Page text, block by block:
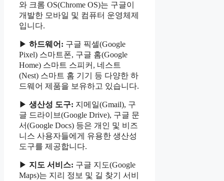
와 크롬 OS(Chrome OS)는 구글이
개발한 모바일 및 컴퓨터 운영체제
입니다.
▶ 하드웨어: 구글 픽셀(Google
Pixel) 스마트폰, 구글 홈(Google
Home) 스마트 스피커, 네스트
(Nest) 스마트 홈 기기 등 다양한 하
드웨어 제품을 보유하고 있습니다.
▶ 생산성 도구: 지메일(Gmail), 구
글 드라이브(Google Drive), 구글 문
서(Google Docs) 등은 개인 및 비즈
니스 사용자들에게 유용한 생산성
도구를 제공합니다.
▶ 지도 서비스: 구글 지도(Google
Maps)는 지리 정보 및 길 찾기 서비